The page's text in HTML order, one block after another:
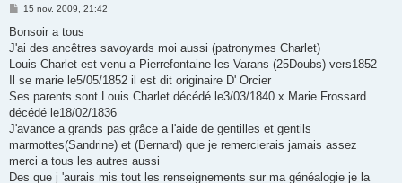
M
s
a
g
15 nov. 2009, 21:42
Bonsoir a tous
J'ai des ancêtres savoyards moi aussi (patronymes Charlet)
Louis Charlet est venu a Pierrefontaine les Varans (25Doubs) vers1852
Il se marie le5/05/1852 il est dit originaire D' Orcier
Ses parents sont Louis Charlet décédé le3/03/1840 x Marie Frossard
décédé le18/02/1836
J'avance a grands pas grâce a l'aide de gentilles et gentils
marmottes(Sandrine) et (Bernard) que je remercierais jamais assez
merci a tous les autres aussi
Des que j 'aurais mis tout les renseignements sur ma généalogie je la